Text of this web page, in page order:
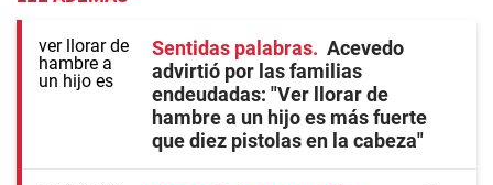
Sentidas palabras
Acevedo
advirtió por las familias
endeudadas: "Ver llorar de
hambre a un hijo es más fuerte
que diez pistolas en la cabeza"